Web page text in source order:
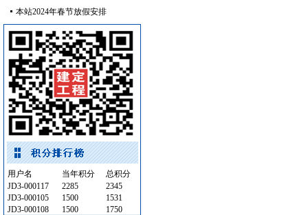
墙地面砖 [采购中]
防火阀 [采购中]
防雷接地 [采购中]
二头隔栅射灯 [采购中]
消防工程 [采购中]
石材木材 [采购中]
消防火警 [采购中]
吸顶灯 [采购中]
防水防腐 [采购中]
加气混凝土砌块 [采购中]
消防设施
[采购中]
墙地面砖
[采购中]
本站2024年春节放假安排
用户名 当年积分
总积分
JD3-000117
2285
2345
JD3-000105
1500
1531
JD3-000108
1500
1750